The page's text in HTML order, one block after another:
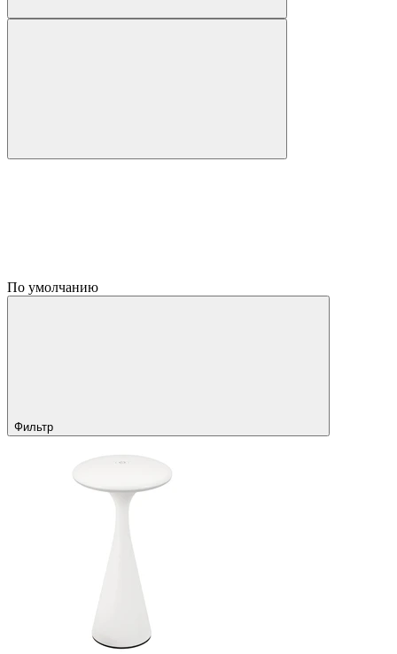
По умолчанию
Фильтр